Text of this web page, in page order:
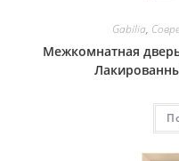
Gabilia,
Межкомнатная